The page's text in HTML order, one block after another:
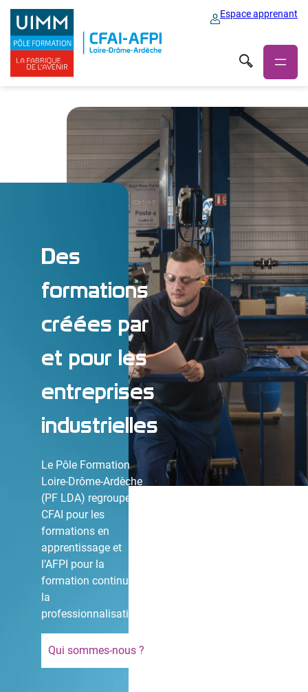
Espace apprenant
Des
formations
créées par
et pour les
entreprises
industrielles
Le Pôle Formation
Loire-Drôme-Ardèche
(PF LDA) regroupe le
CFAI pour les
formations en
apprentissage et
l’AFPI pour la
formation continue &
la
professionnalisation.
Qui sommes-nous ?